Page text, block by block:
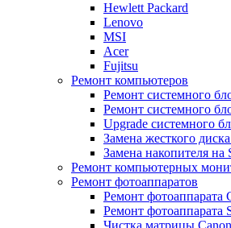
Hewlett Packard
Lenovo
MSI
Acer
Fujitsu
Ремонт компьютеров
Ремонт системного
Ремонт системного
Upgrade системного
Замена жесткого
Замена накопителя на
Ремонт компьютерных
Ремонт фотоаппаратов
Ремонт фотоаппарата
Ремонт фотоаппарата
Чистка матрицы